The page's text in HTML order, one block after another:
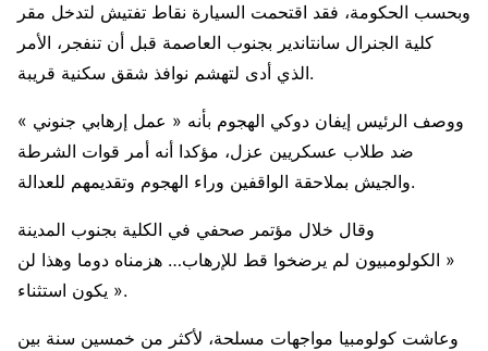
وبحسب الحكومة، فقد اقتحمت السيارة نقاط تفتيش لتدخل مقر
كلية الجنرال سانتاندير بجنوب العاصمة قبل أن تنفجر، الأمر
الذي أدى لتهشم نوافذ شقق سكنية قريبة.
ووصف الرئيس إيفان دوكي الهجوم بأنه « عمل إرهابي جنوني »
ضد طلاب عسكريين عزل، مؤكدا أنه أمر قوات الشرطة
والجيش بملاحقة الواقفين وراء الهجوم وتقديمهم للعدالة.
وقال خلال مؤتمر صحفي في الكلية بجنوب المدينة
« الكولومبيون لم يرضخوا قط للإرهاب… هزمناه دوما وهذا لن
يكون استثناء ».
وعاشت كولومبيا مواجهات مسلحة، لأكثر من خمسين سنة بين